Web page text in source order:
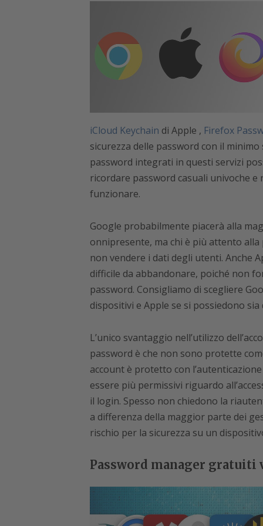
iCloud Keychain di Apple , Firefox
sicurezza delle password con il
password integrati in questi servizi
ricordare password casuali univoche
funzionare.
Google probabilmente piacerà alla
onnipresente, ma chi è più attento
non vendere i dati degli utenti. Anche
difficile da abbandonare, poiché non
password. Consigliamo di scegliere
dispositivi e Apple se si possiedono sia
L’unico svantaggio nell’utilizzo
password è che non sono protette
account è protetto con
essere più permissivi riguardo
il login. Spesso non chiedono la
a differenza della maggior parte dei
rischio per la sicurezza su un
Password manager gratuiti